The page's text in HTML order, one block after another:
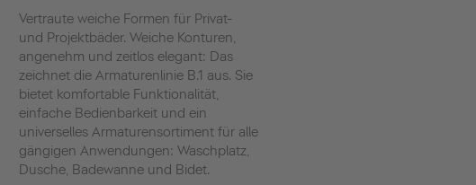
Vertraute weiche Formen für Privat-
und Projektbäder. Weiche Konturen,
angenehm und zeitlos elegant: Das
zeichnet die Armaturenlinie B.1 aus. Sie
bietet komfortable Funktionalität,
einfache Bedienbarkeit und ein
universelles Armaturensortiment für alle
gängigen Anwendungen: Waschplatz,
Dusche, Badewanne und Bidet.